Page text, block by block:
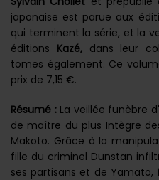
japonaise est parue aux
qui terminent la série, et la
éditions Kazé,dans leur
tomes également. Ce
prix de 7,15 €.
Résumé : La veillée funèbre
de maître du plus Intègre
Makoto. Grâce à la
fille du criminel Dunstan
ses partisans et de Yamato,